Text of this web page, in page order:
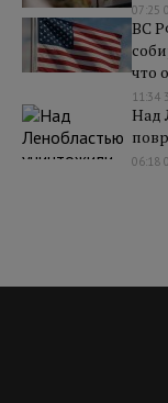
07:25
ВС
что
11:34
Над
06:18